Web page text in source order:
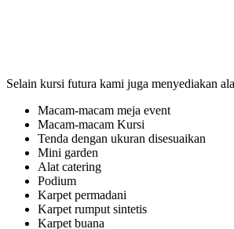
Selain kursi futura kami juga menyediakan
Macam-macam meja event
Macam-macam Kursi
Tenda dengan ukuran disesuaikan
Mini garden
Alat catering
Podium
Karpet permadani
Karpet rumput sintetis
Karpet buana